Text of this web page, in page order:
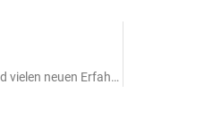
U9 bis U20 im Spielbetrieb mit Erfolgen und vielen neuen Erfahrungen